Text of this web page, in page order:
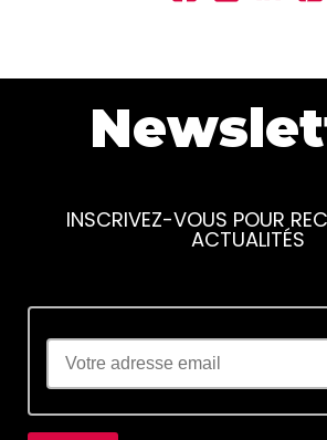
INSCRIVEZ-VOUS POUR
ACTUALITÉS